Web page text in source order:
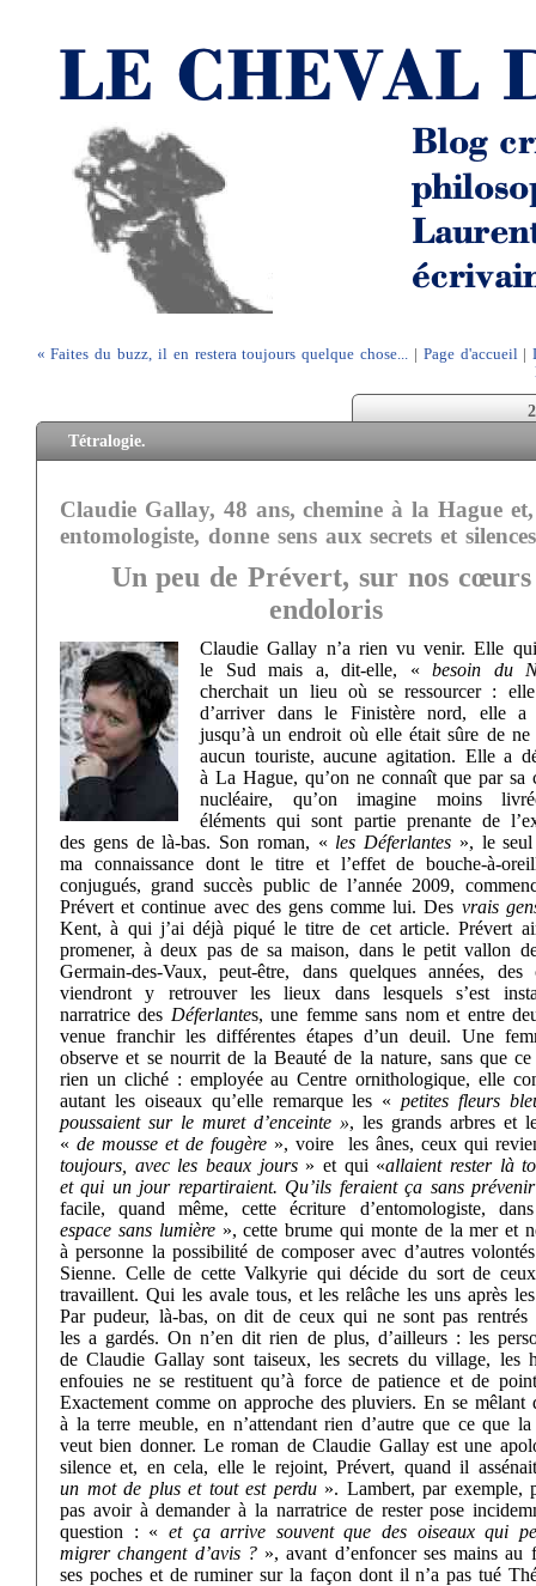
« Faites du buzz, il en restera toujours quelque chose... Page d'accueil|
Tétralogie.
Claudie Gallay, 48 ans, chemine à la Hague
entomologiste, donne sens aux secrets et
Un peu de Prévert, sur nos
endoloris
Claudie Gallay n’a rien vu venir. Elle
le Sud mais a, dit-elle, «
besoin du
cherchait un lieu où se ressourcer :
d’arriver dans le Finistère nord, elle a
jusqu’à un endroit où elle était sûre de ne
aucun touriste, aucune agitation. Elle a
à La Hague, qu’on ne connaît que par sa
nucléaire, qu’on imagine moins
éléments qui sont partie prenante de
des gens de là-bas. Son roman, « les Déferlantes », le
ma connaissance dont le titre et l’effet de bouche-à-
conjugués, grand succès public de l’année 2009,
Prévert et continue avec des gens comme lui. Des vrais
Kent, à qui j’ai déjà piqué le titre de cet article. Prévert
promener, à deux pas de sa maison, dans le petit vallon
Germain-des-Vaux, peut-être, dans quelques années, des
viendront y retrouver les lieux dans lesquels s’est
narratrice des Déferlantes, une femme sans nom et entre
venue franchir les différentes étapes d’un deuil. Une
observe et se nourrit de la Beauté de la nature, sans que
rien un cliché : employée au Centre ornithologique, elle
autant les oiseaux qu’elle remarque les « petites fleurs
poussaient sur le muret d’enceinte », les grands arbres et
« de mousse et de fougère », voire les ânes, ceux qui
toujours, avec les beaux jours » et qui «allaient rester là
et qui un jour repartiraient. Qu’ils feraient ça sans prévenir
facile, quand même, cette écriture d’entomologiste,
espace sans lumière », cette brume qui monte de la mer et
à personne la possibilité de composer avec d’autres
Sienne. Celle de cette Valkyrie qui décide du sort de
travaillent. Qui les avale tous, et les relâche les uns après
Par pudeur, là-bas, on dit de ceux qui ne sont pas rentrés
les a gardés. On n’en dit rien de plus, d’ailleurs : les
de Claudie Gallay sont taiseux, les secrets du village, les
enfouies ne se restituent qu’à force de patience et de
Exactement comme on approche des pluviers. En se mêlant
à la terre meuble, en n’attendant rien d’autre que ce que
veut bien donner. Le roman de Claudie Gallay est une
silence et, en cela, elle le rejoint, Prévert, quand il
un mot de plus et tout est perdu ». Lambert, par exemple,
pas avoir à demander à la narratrice de rester pose
question : « et ça arrive souvent que des oiseaux qui
migrer changent d’avis ? », avant d’enfoncer ses mains au
ses poches et de ruminer sur la façon dont il n’a pas tué